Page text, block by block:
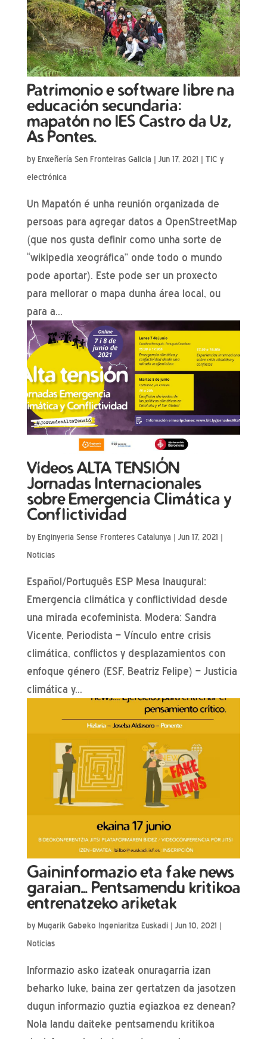
Patrimonio e software libre na
educación secundaria:
mapatón no IES Castro da Uz,
As Pontes.
by Enxeñería Sen Fronteiras Galicia | Jun 17, 2021 | TIC y
electrónica
Un Mapatón é unha reunión organizada de
persoas para agregar datos a OpenStreetMap
(que nos gusta definir como unha sorte de
“wikipedia xeográfica” onde todo o mundo
pode aportar). Este pode ser un proxecto
para mellorar o mapa dunha área local, ou
para a...
Vídeos ALTA TENSIÓN
Jornadas Internacionales
sobre Emergencia Climática y
Conflictividad
by Enginyeria Sense Fronteres Catalunya | Jun 17, 2021 |
Noticias
Español/Português ESP Mesa Inaugural:
Emergencia climática y conflictividad desde
una mirada ecofeminista. Modera: Sandra
Vicente, Periodista – Vínculo entre crisis
climática, conflictos y desplazamientos con
enfoque género (ESF, Beatriz Felipe) – Justicia
climática y...
Gaininformazio eta fake news
garaian… Pentsamendu kritikoa
entrenatzeko ariketak
by Mugarik Gabeko Ingeniaritza Euskadi| Jun 10, 2021 |
Noticias
Informazio asko izateak onuragarria izan
beharko luke, baina zer gertatzen da jasotzen
dugun informazio guztia egiazkoa ez denean?
Nola landu daiteke pentsamendu kritikoa